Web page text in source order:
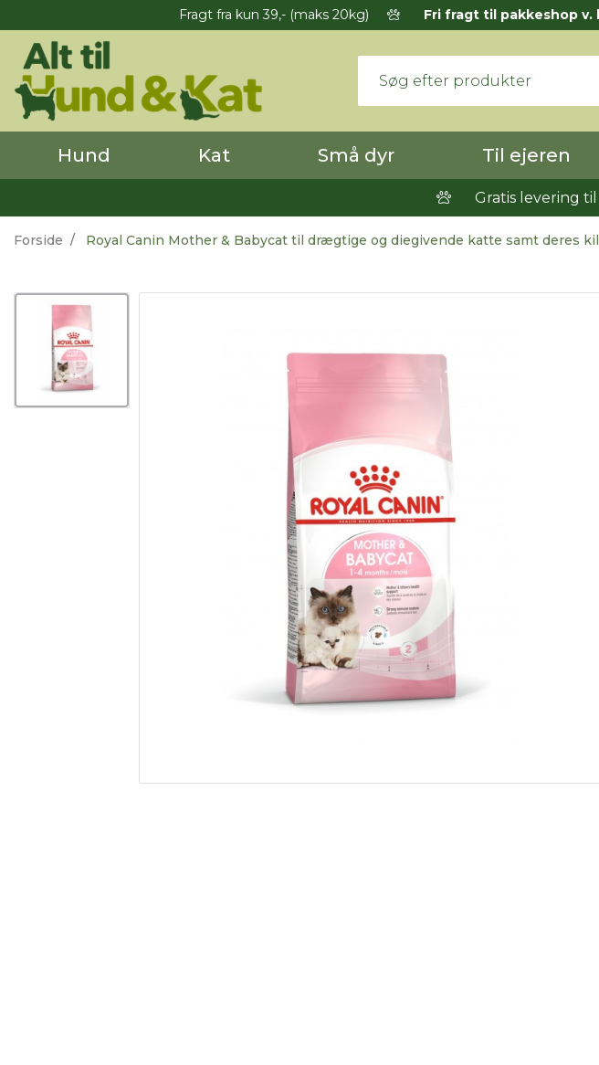
Fragt fra kun 39,- (maks 20kg) Fri fragt til pakkeshop v.
Hund Kat Små dyr Til ejeren
Gratis levering
Forside Royal Canin Mother & Babycat til drægtige og diegivende katte samt deres